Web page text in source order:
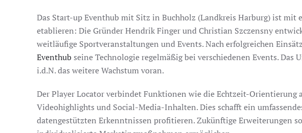
Das Start-up Eventhub mit Sitz in Buchholz (Landkreis Harburg) ist
etablieren: Die Gründer Hendrik Finger und Christian Szczensny
weitläufige Sportveranstaltungen und Events. Nach erfolgreichen
Eventhub seine Technologie regelmäßig bei verschiedenen Events. Das
i.d.N. das weitere Wachstum voran.
Der Player Locator verbindet Funktionen wie die Echtzeit-
Videohighlights und Social-Media-Inhalten. Dies schafft ein
datengestützten Erkenntnissen profitieren. Zukünftige Erweiterungen